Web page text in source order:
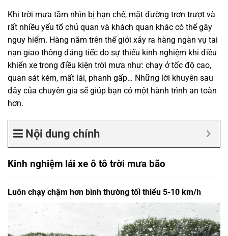
Khi trời mưa tầm nhìn bị hạn chế, mặt đường trơn trượt và
rất nhiều yếu tố chủ quan và khách quan khác có thể gây
nguy hiểm. Hàng năm trên thế giới xảy ra hàng ngàn vụ tai
nạn giao thông đáng tiếc do sự thiếu kinh nghiệm khi điều
khiển xe trong điều kiện trời mưa như: chạy ở tốc độ cao,
quan sát kém, mất lái, phanh gấp… Những lời khuyên sau
đây của chuyên gia sẽ giúp bạn có một hành trình an toàn
hơn.
Nội dung chính
Kinh nghiệm lái xe ô tô trời mưa bão
Luôn chạy chậm hơn bình thường tối thiểu 5-10 km/h